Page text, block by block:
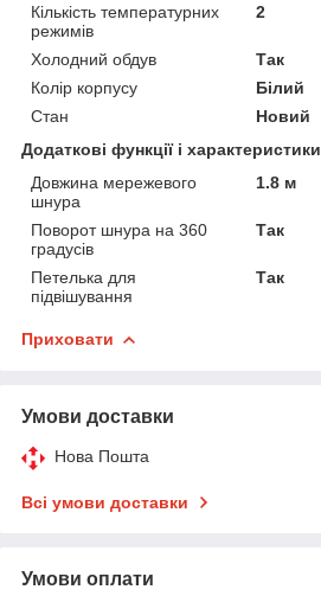
Кількість температурних
режимів
2
Холодний обдув
Так
Колір корпусу
Білий
Стан
Новий
Додаткові функції і характеристики
Довжина мережевого
шнура
1.8 м
Поворот шнура на 360
градусів
Так
Петелька для
підвішування
Так
Приховати
Умови доставки
Нова Пошта
Всі умови доставки
Умови оплати